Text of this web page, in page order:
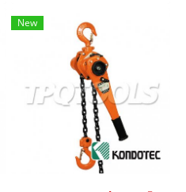
New